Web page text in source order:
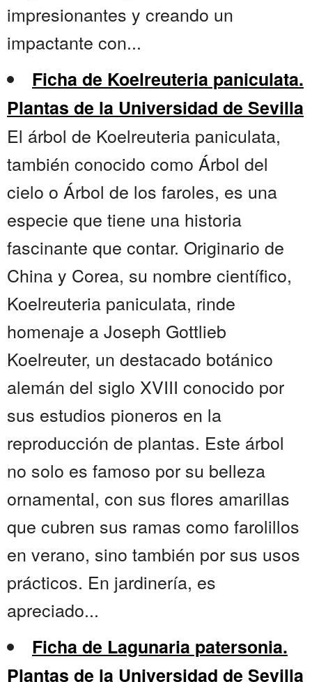
impresionantes y creando un
impactante con...
Ficha de Koelreuteria paniculata.
Plantas de la Universidad de Sevilla
El árbol de Koelreuteria paniculata,
también conocido como Árbol del
cielo o Árbol de los faroles, es una
especie que tiene una historia
fascinante que contar. Originario de
China y Corea, su nombre científico,
Koelreuteria paniculata, rinde
homenaje a Joseph Gottlieb
Koelreuter, un destacado botánico
alemán del siglo XVIII conocido por
sus estudios pioneros en la
reproducción de plantas. Este árbol
no solo es famoso por su belleza
ornamental, con sus flores amarillas
que cubren sus ramas como farolillos
en verano, sino también por sus usos
prácticos. En jardinería, es
apreciado...
Ficha de Lagunaria patersonia.
Plantas de la Universidad de Sevilla